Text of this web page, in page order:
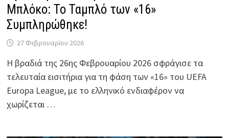
Μπλόκο: Το Ταμπλό των «16»
Συμπληρώθηκε!
27 Φεβρουαρίου 2026
Η βραδιά της 26ης Φεβρουαρίου 2026 σφράγισε τα
τελευταία εισιτήρια για τη φάση των «16» του UEFA
Europa League, με το ελληνικό ενδιαφέρον να
χωρίζεται …